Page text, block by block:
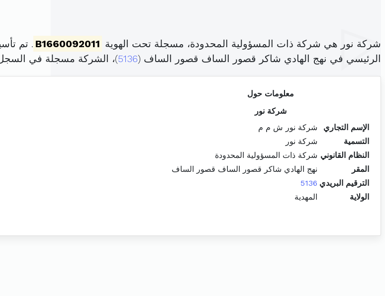
شركة نور هي شركة ذات المسؤولية المحدودة، مسجلة تحت الهوية B1660092011 . تم تأسيسها في 26
الرئيسي في نهج الهادي شاكر قصور الساف قصور الساف (5136)، الشركة مسجلة في
معلومات حول
شركة نور
الإسم التجاري
شركة نور ش م م
التسمية
شركة نور
النظام القانوني شركة ذات المسؤولية المحدودة
المقر
نهج الهادي شاكر قصور الساف قصور الساف
الترقيم البريدي 5136
الولاية
المهدية